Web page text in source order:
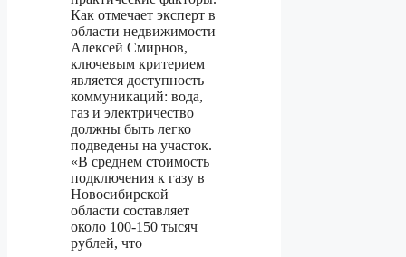
Как отмечает эксперт в
области недвижимости
Алексей Смирнов,
ключевым критерием
является доступность
коммуникаций: вода,
газ и электричество
должны быть легко
подведены на участок.
«В среднем стоимость
подключения к газу в
Новосибирской
области составляет
около 100-150 тысяч
рублей, что